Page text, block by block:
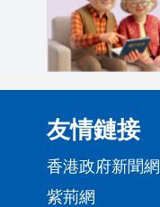
友情鏈接
香港政府新聞網
紫荊網